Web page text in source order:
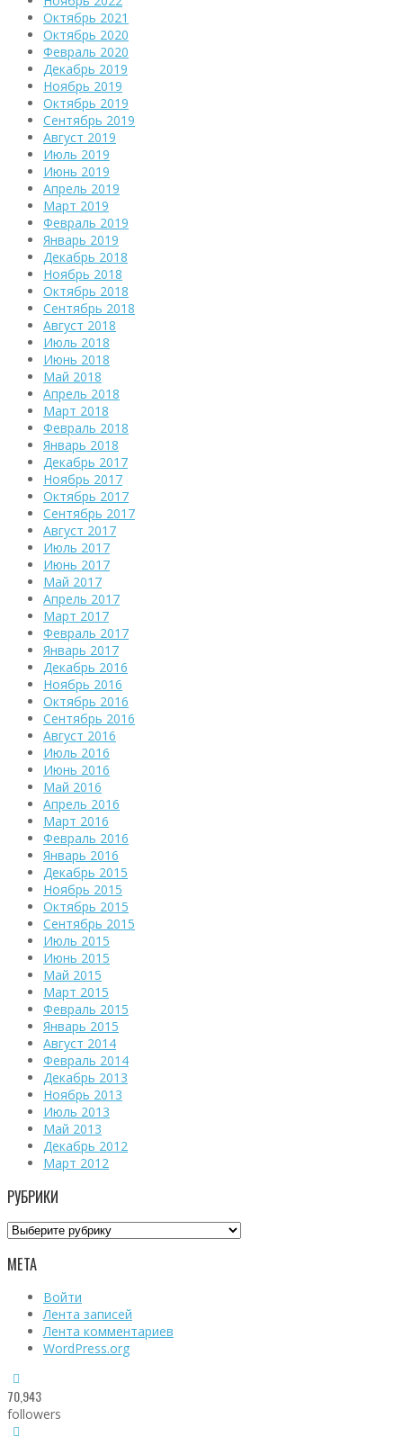
Октябрь 2021
Октябрь 2020
Февраль 2020
Декабрь 2019
Ноябрь 2019
Октябрь 2019
Сентябрь 2019
Август 2019
Июль 2019
Июнь 2019
Апрель 2019
Март 2019
Февраль 2019
Январь 2019
Декабрь 2018
Ноябрь 2018
Октябрь 2018
Сентябрь 2018
Август 2018
Июль 2018
Июнь 2018
Май 2018
Апрель 2018
Март 2018
Февраль 2018
Январь 2018
Декабрь 2017
Ноябрь 2017
Октябрь 2017
Сентябрь 2017
Август 2017
Июль 2017
Июнь 2017
Май 2017
Апрель 2017
Март 2017
Февраль 2017
Январь 2017
Декабрь 2016
Ноябрь 2016
Октябрь 2016
Сентябрь 2016
Август 2016
Июль 2016
Июнь 2016
Май 2016
Апрель 2016
Март 2016
Февраль 2016
Январь 2016
Декабрь 2015
Ноябрь 2015
Октябрь 2015
Сентябрь 2015
Июль 2015
Июнь 2015
Май 2015
Март 2015
Февраль 2015
Январь 2015
Август 2014
Февраль 2014
Декабрь 2013
Ноябрь 2013
Июль 2013
Май 2013
Декабрь 2012
Март 2012
РУБРИКИ
Рубрики
МЕТА
Войти
Лента записей
Лента комментариев
WordPress.org
70,943
followers